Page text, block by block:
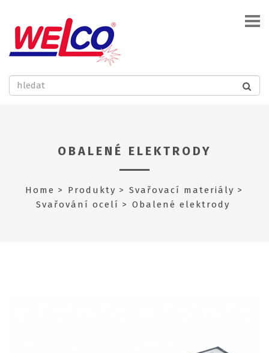
OBALENÉ ELEKTRODY
Home Produkty
Svařovací materiály
Svařování ocelí
Obalené elektrody